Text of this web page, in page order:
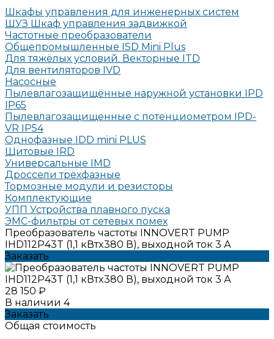
Шкафы управления для инженерных систем
ШУЗ Шкаф управления задвижкой
Частотные преобразователи
Общепромышленные ISD Mini Plus
Для тяжёлых условий. Векторные ITD
Для вентиляторов IVD
Насосные
Пылевлагозащищённые наружной установки IPD
IP65
Пылевлагозащищенные с потенциометром IPD-
VR IP54
Однофазные IDD mini PLUS
Щитовые IRD
Универсальные IMD
Дроссели трёхфазные
Тормозные модули и резисторы
Комплектующие
УПП Устройства плавного пуска
ЭМС-фильтры от сетевых помех
Преобразователь частоты INNOVERT PUMP
IHD112P43T (1,1 кВтx380 В), выходной ток 3 А
Заказать
28 150 ₽
В наличии 4
Заказать
Общая стоимость